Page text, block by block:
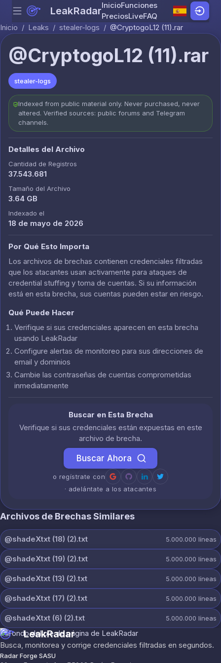
Skip to content
Menu LeakRadarInicioFunciones
PreciosLiveFAQ
Inicio / Leaks / stealer-logs / @CryptogoL12 (11).rar
@CryptogoL12 (11).rar
stealer-logs
Indexed from public material only. Never purchased, never
altered. Verified sources: public forums and Telegram
channels.
Detalles del Archivo
Cantidad de Registros
37.543.681
Tamaño del Archivo
3.64 GB
Indexado el
18 de mayo de 2026
Por Qué Esto Importa
Los archivos de brechas contienen credenciales filtradas
que los atacantes usan activamente para ataques de
credential stuffing y toma de cuentas. Si su información
está en esta brecha, sus cuentas pueden estar en riesgo.
Qué Puede Hacer
Verifique si sus credenciales aparecen en esta brecha
usando LeakRadar
Configure alertas de monitoreo para sus direcciones de
email y dominios
Cambie las contraseñas de cuentas comprometidas
inmediatamente
Buscar en Esta Brecha
Verifique si sus credenciales están expuestas en este
archivo de brecha.
Buscar Ahora
o regístrate con
· adelántate a los atacantes
Archivos de Brechas Similares
@shadeXtxt (18) (2).txt 5.000.000 líneas
@shadeXtxt (19) (2).txt 5.000.000 líneas
@shadeXtxt (13) (2).txt 5.000.000 líneas
@shadeXtxt (17) (2).txt 5.000.000 líneas
@shadeXtxt (6) (2).txt 5.000.000 líneas
LeakRadar
Busca, monitorea y corrige credenciales filtradas en segundos.
Radar Forge SASU